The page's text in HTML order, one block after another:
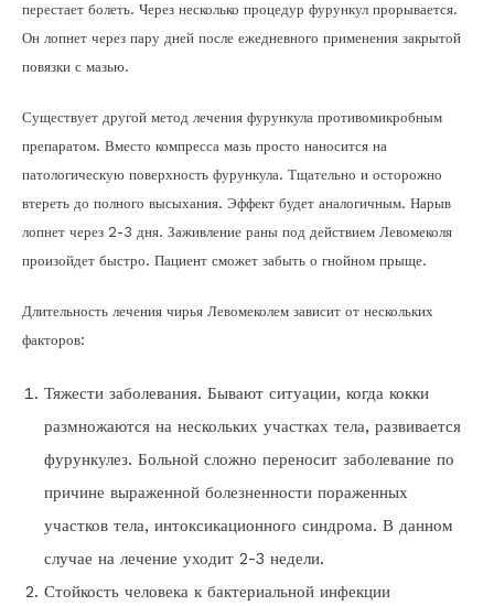
перестает болеть. Через несколько процедур фурункул прорывается.
Он лопнет через пару дней после ежедневного применения закрытой
повязки с мазью.
Существует другой метод лечения фурункула противомикробным
препаратом. Вместо компресса мазь просто наносится на
патологическую поверхность фурункула. Тщательно и осторожно
втереть до полного высыхания. Эффект будет аналогичным. Нарыв
лопнет через 2-3 дня. Заживление раны под действием Левомеколя
произойдет быстро. Пациент сможет забыть о гнойном прыще.
Длительность лечения чирья Левомеколем зависит от нескольких
факторов:
Тяжести заболевания. Бывают ситуации, когда кокки
размножаются на нескольких участках тела, развивается
фурункулез. Больной сложно переносит заболевание по
причине выраженной болезненности пораженных
участков тела, интоксикационного синдрома. В данном
случае на лечение уходит 2-3 недели.
Стойкость человека к бактериальной инфекции